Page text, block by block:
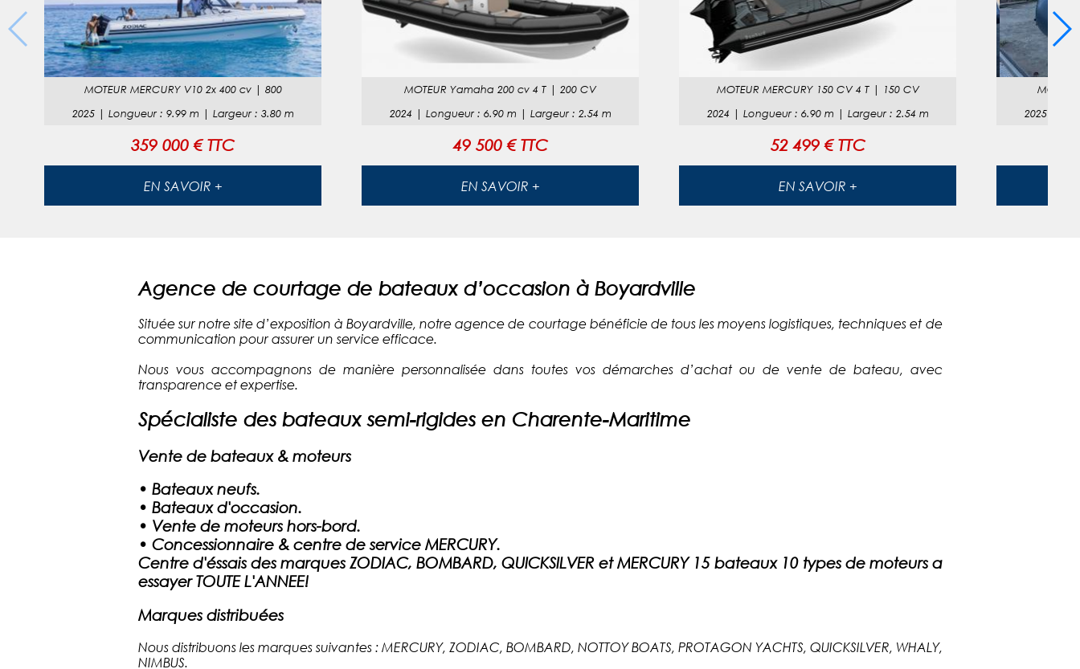
MOTEUR MERCURY V10 2x 400 cv | 800
2025| Longueur: 9.99m | Largeur: 3.80m
359 000 € TTC
EN SAVOIR +
MOTEUR Yamaha 200 cv 4 T |200 CV
2024 | Longueur: 6.90m | Largeur: 2.54 m
49 500 € TTC
EN SAVOIR +
MOTEUR MERCURY 150 CV 4 T |
150 CV
2024 | Longueur: 6.90m | Largeur: 2.54 m
52 499 € TTC
EN SAVOIR +
MOTEUR
2025|
Agence de courtage de bateaux d’occasion à Boyardville
Située sur notre site d’exposition à Boyardville, notre agence de courtage bénéficie de tous les moyens logistiques, techniques et de
communication pour assurer un service efficace.
Nous vous accompagnons de manière personnalisée dans toutes vos démarches d’achat ou de vente de bateau, avec
transparence et expertise.
Spécialiste des bateaux semi-rigides en Charente-Maritime
Vente de bateaux & moteurs
• Bateaux neufs.
• Bateaux d'occasion.
• Vente de moteurs hors-bord.
• Concessionnaire & centre de service MERCURY.
Centre d'éssais des marques ZODIAC, BOMBARD, QUICKSILVER et MERCURY 15 bateaux 10 types de moteurs a
essayer TOUTE L'ANNEE!
Marques distribuées
Nous distribuons les marques suivantes : MERCURY, ZODIAC, BOMBARD, NOTTOY BOATS, PROTAGON YACHTS, QUICKSILVER, WHALY,
NIMBUS.